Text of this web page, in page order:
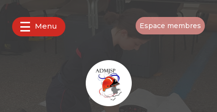
Menu Espace membres